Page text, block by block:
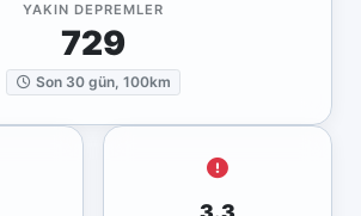
YAKIN DEPREMLER
729
Son 30 gün, 100km